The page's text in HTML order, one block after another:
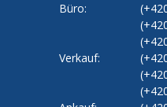
Büro:
Verkauf: